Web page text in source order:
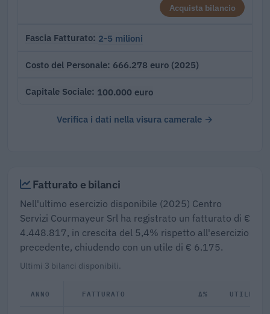
Acquista bilancio
Fascia Fatturato 2-5 milioni
Costo del Personale 666.278 euro (2025)
Capitale Sociale 100.000 euro
Verifica i dati nella visura camerale →
Fatturato e bilanci
Nell'ultimo esercizio disponibile (2025) Centro
Servizi Courmayeur Srl ha registrato un fatturato di €
4.448.817, in crescita del 5,4% rispetto all'esercizio
precedente, chiudendo con un utile di € 6.175.
Ultimi 3 bilanci disponibili.
ANNO FATTURATO Δ% UTILE/